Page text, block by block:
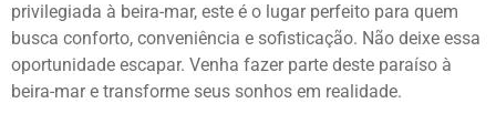
privilegiada à beira-mar, este é o lugar perfeito para quem
busca conforto, conveniência e sofisticação. Não deixe essa
oportunidade escapar. Venha fazer parte deste paraíso à
beira-mar e transforme seus sonhos em realidade.